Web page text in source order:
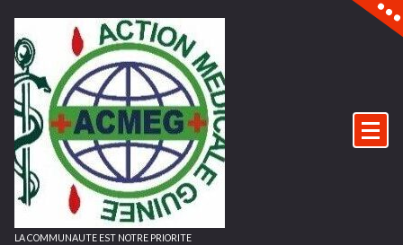
contenu
LA COMMUNAUTE EST NOTRE PRIORITE